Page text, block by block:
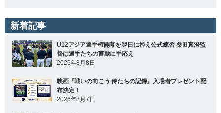
新着記事
U12アジア選手権開幕を翌日に控え公式練習 桑田真澄監
督は選手たちの言動に手応え
2026年8月8日
映画『戦いの向こう 侍たちの記録』入場者プレゼント配
布決定！
2026年8月7日